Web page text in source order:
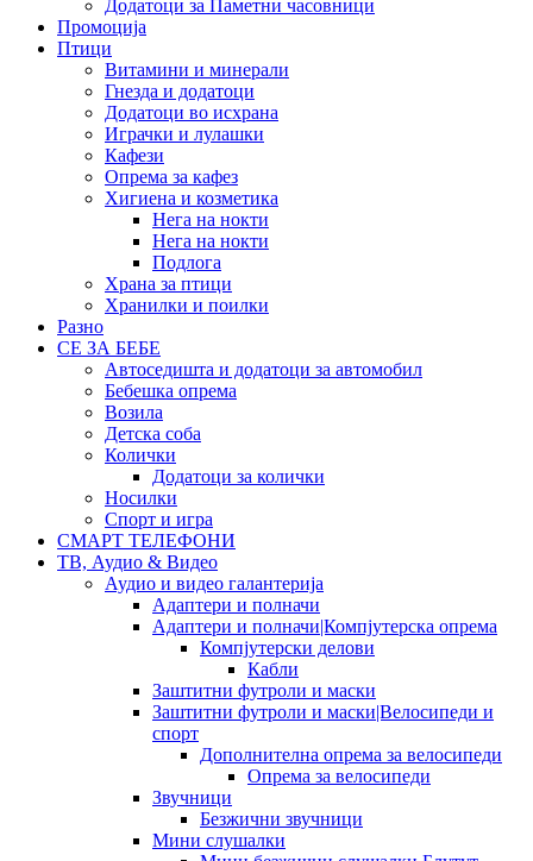
Додатоци за Паметни часовници
Промоција
Птици
Витамини и минерали
Гнезда и додатоци
Додатоци во исхрана
Играчки и лулашки
Кафези
Опрема за кафез
Хигиена и козметика
Нега на нокти
Нега на нокти
Подлога
Храна за птици
Хранилки и поилки
Разно
СЕ ЗА БЕБЕ
Автоседишта и додатоци за автомобил
Бебешка опрема
Возила
Детска соба
Колички
Додатоци за колички
Носилки
Спорт и игра
СМАРТ ТЕЛЕФОНИ
ТВ, Аудио & Видео
Аудио и видео галантерија
Адаптери и полначи
Адаптери и полначи|Компјутерска опрема
Компјутерски делови
Кабли
Заштитни футроли и маски
Заштитни футроли и маски|Велосипеди и
спорт
Дополнителна опрема за велосипеди
Опрема за велосипеди
Звучници
Безжични звучници
Мини слушалки